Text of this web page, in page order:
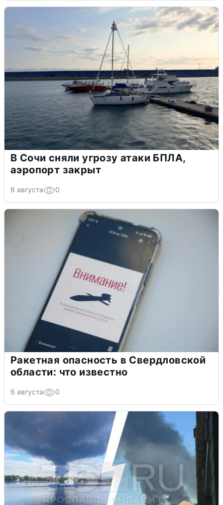
В Сочи сняли угрозу атаки БПЛА,
аэропорт закрыт
6 августа 0
Ракетная опасность в Свердловской
области: что известно
6 августа 0